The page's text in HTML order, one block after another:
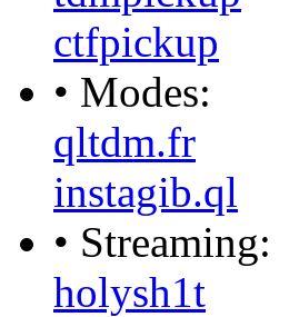
ctfpickup
• Modes:
qltdm.fr
instagib.ql
• Streaming:
holysh1t